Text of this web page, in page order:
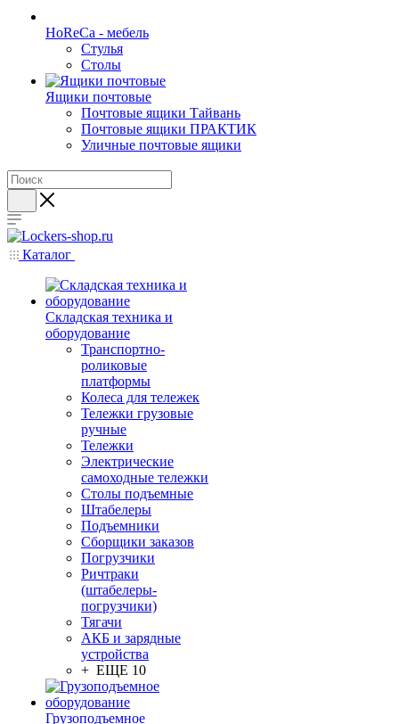
HoReCa - мебель
Стулья
Столы
Ящики почтовые
Почтовые ящики Тайвань
Почтовые ящики ПРАКТИК
Уличные почтовые ящики
Каталог
Складская техника и
оборудование
Транспортно-
роликовые
платформы
Колеса для тележек
Тележки грузовые
ручные
Тележки
Электрические
самоходные тележки
Столы подъемные
Штабелеры
Подъемники
Сборщики заказов
Погрузчики
Ричтраки
(штабелеры-
погрузчики)
Тягачи
АКБ и зарядные
устройства
+ ЕЩЕ 10
Грузоподъемное